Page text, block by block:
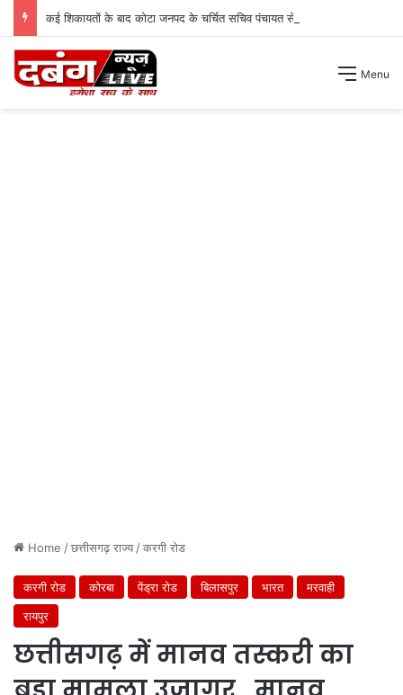
कई शिकायतों के बाद कोटा जनपद के चर्चित सचिव पंचायत से हटाए गए ।
Menu
Home /छत्तीसगढ़ राज्य/करगी रोड
करगी रोड कोरबा पेंड्रा रोड बिलासपुर भारत
मरवाही
रायपुर
छत्तीसगढ़ में मानव तस्करी का